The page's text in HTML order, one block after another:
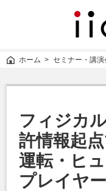
iid
ベ
ト
業
ホーム セミナー・講演
フィジカ
許情報起
運転・ヒ
プレイヤ